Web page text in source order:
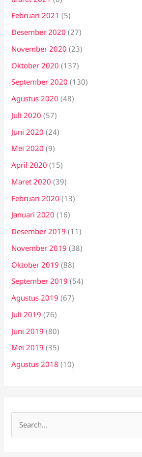
Februari 2021 (5)
Desember 2020 (27)
November 2020 (23)
Oktober 2020 (137)
September 2020 (130)
Agustus 2020 (48)
Juli 2020 (57)
Juni 2020 (24)
Mei 2020 (9)
April 2020 (15)
Maret 2020 (39)
Februari 2020 (13)
Januari 2020 (16)
Desember 2019 (11)
November 2019 (38)
Oktober 2019 (88)
September 2019 (54)
Agustus 2019 (67)
Juli 2019 (76)
Juni 2019 (80)
Mei 2019 (35)
Agustus 2018 (10)